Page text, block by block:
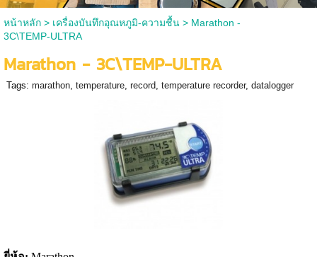
หน้าหลัก> เครื่องบันทึกอุณหภูมิ-ความชื้น> Marathon -
3C\TEMP-ULTRA
Marathon - 3C\TEMP-ULTRA
Tags: marathon, temperature, record, temperature recorder, datalogger